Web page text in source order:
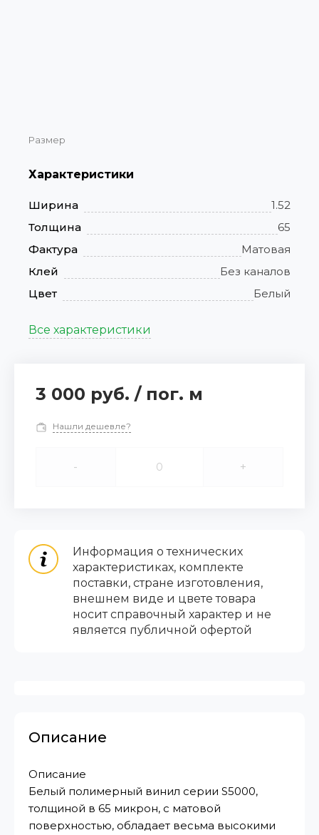
Размер
Характеристики
Ширина
1.52
Толщина
65
Фактура
Матовая
Клей
Без каналов
Цвет
Белый
Все характеристики
3 000 руб. / пог. м
Нашли дешевле?
- +
Информация о технических
характеристиках, комплекте
поставки, стране изготовления,
внешнем виде и цвете товара
носит справочный характер и не
является публичной офертой
Описание
Описание
Белый полимерный винил серии S5000,
толщиной в 65 микрон, с матовой
поверхностью, обладает весьма высокими